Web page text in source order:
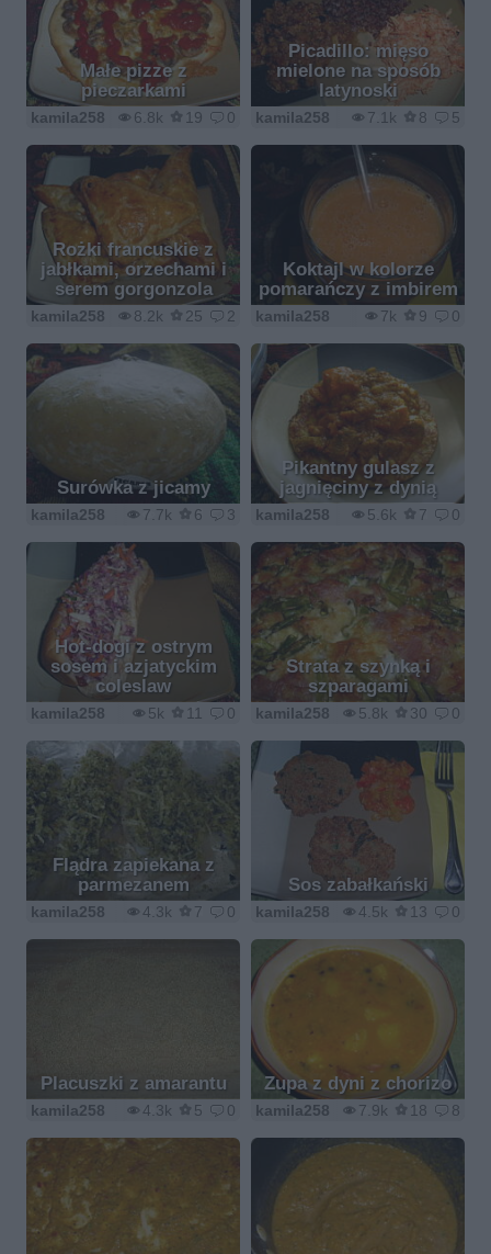
Małe pizze z
pieczarkami
6.8k 19 0
kamila258
Picadillo: mięso
mielone na sposób
latynoski
7.1k 8 5
kamila258
Rożki francuskie z
jabłkami, orzechami i
serem gorgonzola
8.2k 25 2
kamila258
Koktajl w kolorze
pomarańczy z imbirem
7k 9 0
kamila258
Surówka z jicamy
7.7k 6 3
kamila258
Pikantny gulasz z
jagnięciny z dynią
5.6k 7 0
kamila258
Hot-dogi z ostrym
sosem i azjatyckim
coleslaw
5k 11 0
kamila258
Strata z szynką i
szparagami
5.8k 30 0
kamila258
Flądra zapiekana z
parmezanem
4.3k 7 0
kamila258
Sos zabałkański
4.5k 13 0
kamila258
Placuszki z amarantu
4.3k 5 0
kamila258
Zupa z dyni z chorizo
7.9k 18 8
kamila258